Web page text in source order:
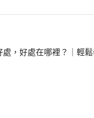
處，好處在哪裡？｜輕